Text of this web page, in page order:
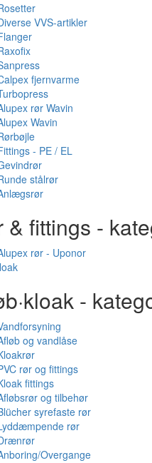
VVS-artikler
fjernvarme
rør Wavin
Wavin
- PE / EL
stålrør
& fittings -
rør - Uponor
-
og vandlåse
rør og fittings
fittings
og tilbehør
syrefaste rør
rør
Overgange